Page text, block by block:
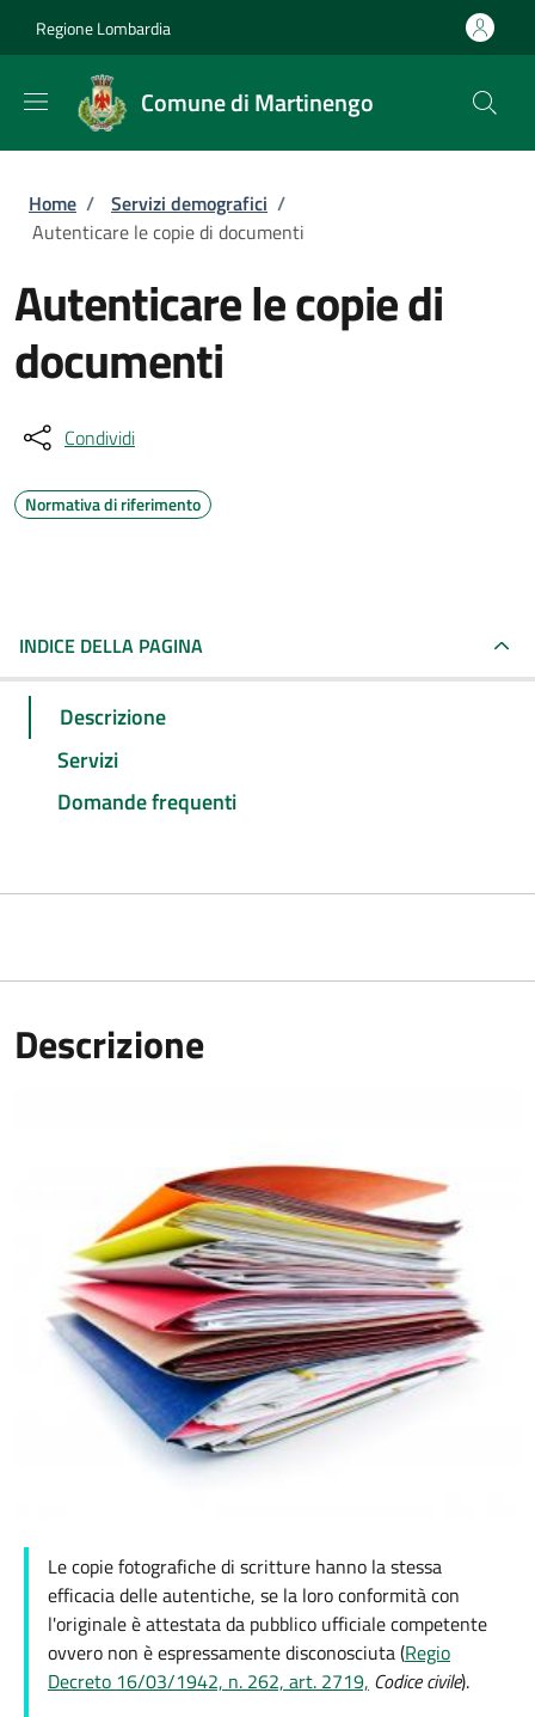
Regione Lombardia
Comune di Martinengo
Briciole di pane
Home / Servizi demografici /
Autenticare le copie di documenti
Autenticare le copie di
documenti
Condividi
Normativa di riferimento
INDICE DELLA PAGINA
Descrizione
Servizi
Domande frequenti
Descrizione
Le copie fotografiche di scritture hanno la stessa
efficacia delle autentiche, se la loro conformità con
l'originale è attestata da pubblico ufficiale competente
ovvero non è espressamente disconosciuta (Regio
Decreto 16/03/1942, n. 262, art. 2719, Codice civile).